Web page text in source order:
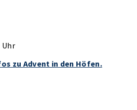
Uhr
zu Advent in den Höfen.